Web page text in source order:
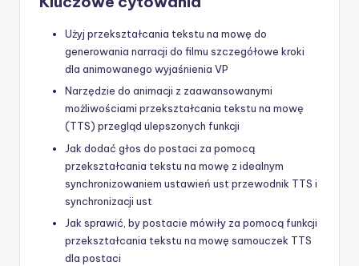
Użyj przekształcania tekstu na mowę do
generowania narracji do filmu szczegółowe kroki
dla animowanego wyjaśnienia VP
Narzędzie do animacji z zaawansowanymi
możliwościami przekształcania tekstu na mowę
(TTS) przegląd ulepszonych funkcji
Jak dodać głos do postaci za pomocą
przekształcania tekstu na mowę z idealnym
synchronizowaniem ustawień ust przewodnik TTS i
synchronizacji ust
Jak sprawić, by postacie mówiły za pomocą funkcji
przekształcania tekstu na mowę samouczek TTS
dla postaci